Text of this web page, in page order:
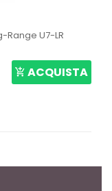
Range U7-LR
ACQUISTA